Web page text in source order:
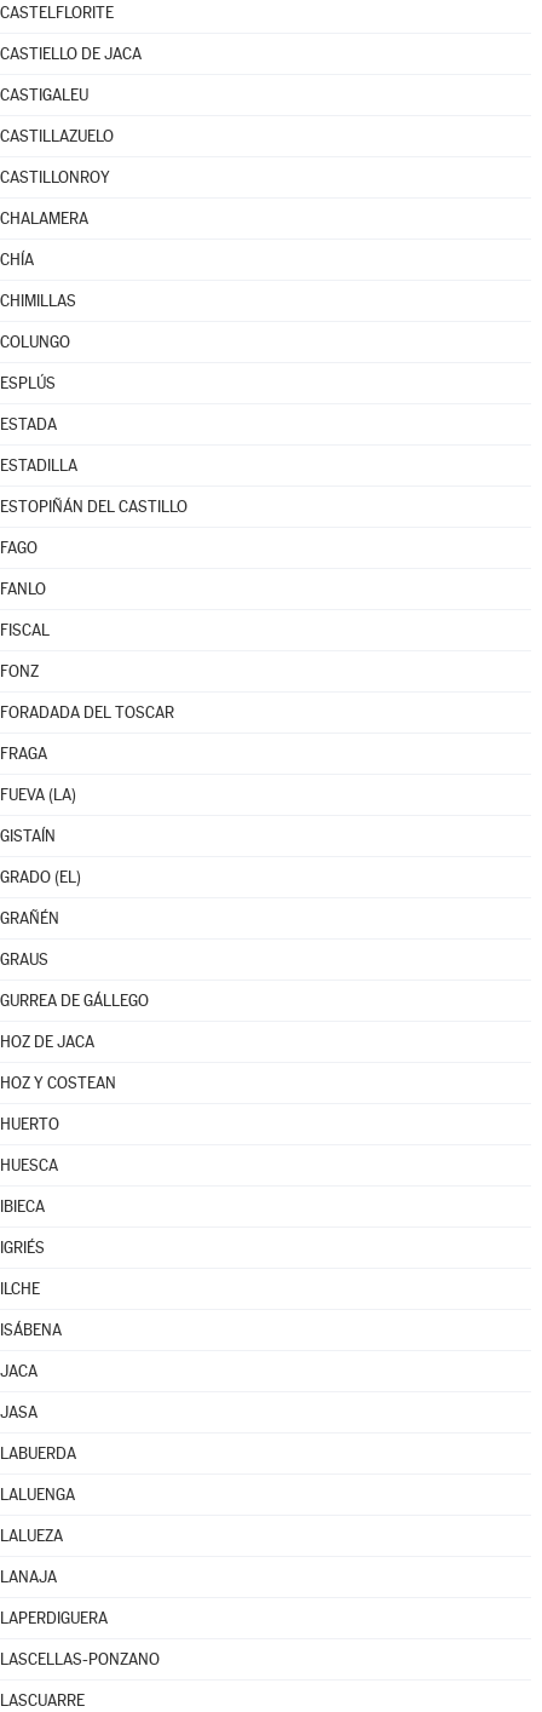
CASTELFLORITE
CASTIELLO DE JACA
CASTIGALEU
CASTILLAZUELO
CASTILLONROY
CHALAMERA
CHÍA
CHIMILLAS
COLUNGO
ESPLÚS
ESTADA
ESTADILLA
ESTOPIÑÁN DEL CASTILLO
FAGO
FANLO
FISCAL
FONZ
FORADADA DEL TOSCAR
FRAGA
FUEVA (LA)
GISTAÍN
GRADO (EL)
GRAÑÉN
GRAUS
GURREA DE GÁLLEGO
HOZ DE JACA
HOZ Y COSTEAN
HUERTO
HUESCA
IBIECA
IGRIÉS
ILCHE
ISÁBENA
JACA
JASA
LABUERDA
LALUENGA
LALUEZA
LANAJA
LAPERDIGUERA
LASCELLAS-PONZANO
LASCUARRE